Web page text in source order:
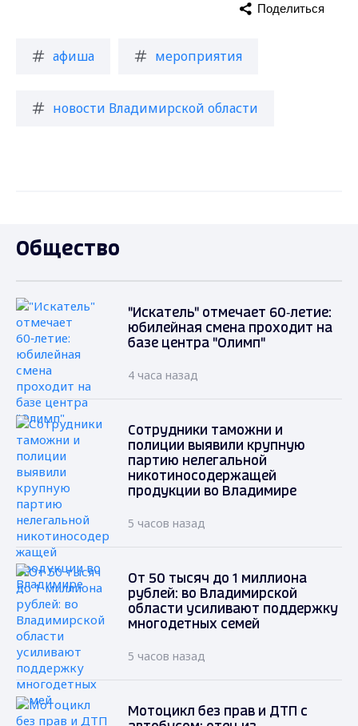
афиша мероприятия
новости Владимирской области
Поделиться
Общество
"Искатель" отмечает 60‑летие:
юбилейная смена проходит на
базе центра "Олимп"
4 часа назад
Сотрудники таможни и
полиции выявили крупную
партию нелегальной
никотиносодержащей
продукции во Владимире
5 часов назад
От 50 тысяч до 1 миллиона
рублей: во Владимирской
области усиливают поддержку
многодетных семей
5 часов назад
Мотоцикл без прав и ДТП с